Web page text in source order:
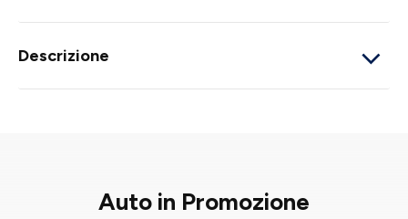
Descrizione
Auto in Promozione